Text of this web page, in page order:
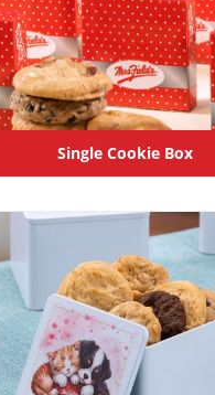
Single Cookie Box